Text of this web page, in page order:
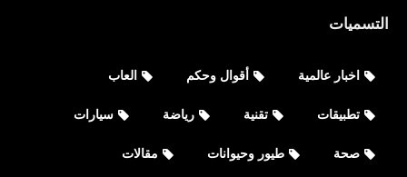
تقنية
كيفية إزالة فيروسات الكمبيوتر
التسميات
اخبار عالمية أقوال وحكم العاب
تطبيقات تقنية رياضة سيارات
صحة طيور وحيوانات مقالات